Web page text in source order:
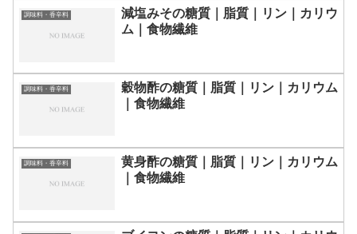
調味料・香辛料
減塩みその糖質｜脂質｜リン｜カリウ
ム｜食物繊維
調味料・香辛料
穀物酢の糖質｜脂質｜リン｜カリウム
｜食物繊維
調味料・香辛料
黄身酢の糖質｜脂質｜リン｜カリウム
｜食物繊維